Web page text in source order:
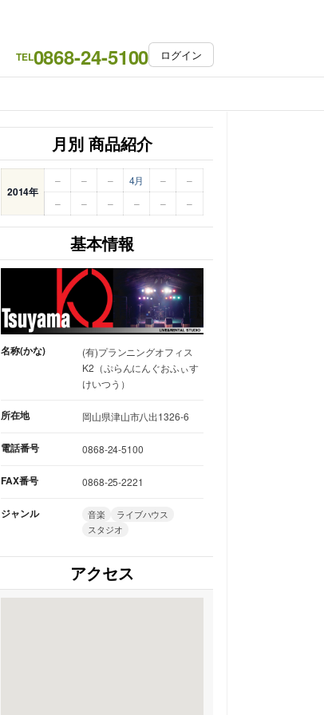
TEL0868-24-5100 ログイン
月別 商品紹介
2014年
– – – 4月 –
–
–
– – – – –
基本情報
名称(かな)
(有)プランニングオフィス
K2（ぷらんにんぐおふぃす
けいつう）
所在地 岡山県津山市八出1326-6
電話番号 0868-24-5100
FAX番号 0868-25-2221
ジャンル 音楽
ライブハウス
スタジオ
アクセス